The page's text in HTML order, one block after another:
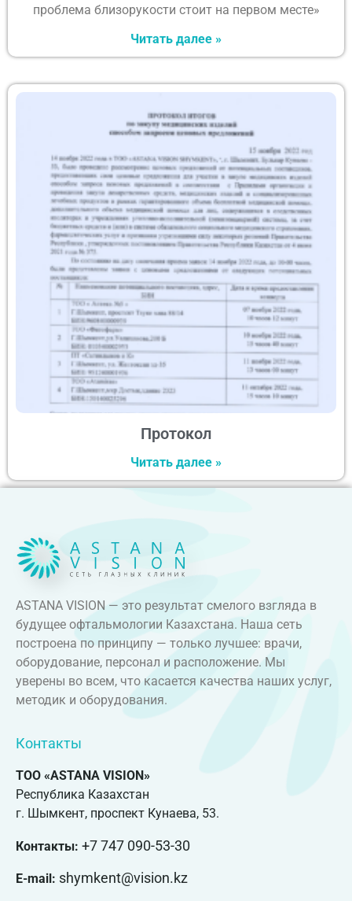
проблема близорукости стоит на первом месте»
Читать далее »
Протокол
Читать далее »
ASTANA VISION — это результат смелого взгляда в
будущее офтальмологии Казахстана. Наша сеть
построена по принципу — только лучшее: врачи,
оборудование, персонал и расположение. Мы
уверены во всем, что касается качества наших услуг,
методик и оборудования.
Контакты
ТОО «ASTANA VISION»
Республика Казахстан
г. Шымкент, проспект Кунаева, 53.
Контакты: +7 747 090-53-30
E-mail: shymkent@vision.kz